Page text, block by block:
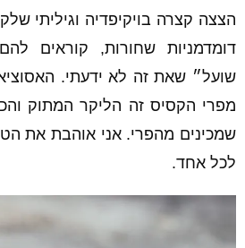
הצצה קצרה בויקיפדיה וגיליתי
דומדמניות שחורות, קוראים
שועל״ שאת זה לא ידעתי.
מפרי הקסיס זה הליקר המתוק
שמכינים מהפרי. אני אוהבת את
לכל אחד.